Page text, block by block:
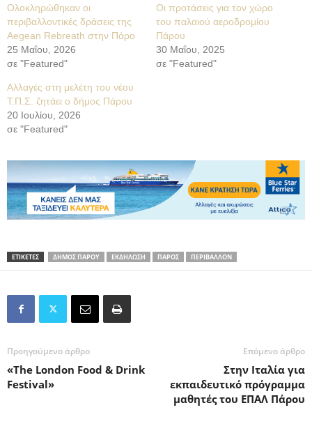
Ολοκληρώθηκαν οι
περιβαλλοντικές δράσεις της
Aegean Rebreath στην Πάρο
25 Μαΐου, 2026
σε "Featured"
Οι προτάσεις για τον χώρο
του παλαιού αεροδρομίου
Πάρου
30 Μαΐου, 2025
σε "Featured"
Αλλαγές στη μελέτη του νέου
Τ.Π.Σ. ζητάει ο δήμος Πάρου
20 Ιουλίου, 2026
σε "Featured"
ΕΤΙΚΕΤΕΣ ΔΗΜΟΣ ΠΑΡΟΥ ΕΚΔΗΛΩΣΗ ΠΑΡΟΣ ΠΕΡΙΒΑΛΛΟΝ
Προηγούμενο άρθρο
«The London Food & Drink
Festival»
Επόμενο άρθρο
Στην Ιταλία για
εκπαιδευτικό πρόγραμμα
μαθητές του ΕΠΑΛ Πάρου